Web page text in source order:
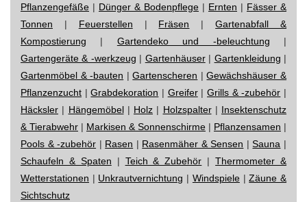
Pflanzengefäße | Dünger & Bodenpflege | Ernten | Fässer &
Tonnen | Feuerstellen | Fräsen |Gartenabfall &
Kompostierung | Gartendeko und -beleuchtung |
Gartengeräte & -werkzeug | Gartenhäuser| Gartenkleidung |
Gartenmöbel & -bauten |Gartenscheren |Gewächshäuser &
Pflanzenzucht |Grabdekoration | Greifer|Grills & -zubehör |
Häcksler | Hängemöbel| Holz | Holzspalter| Insektenschutz
& Tierabwehr | Markisen & Sonnenschirme | Pflanzensamen |
Pools & -zubehör | Rasen | Rasenmäher & Sensen |Sauna |
Schaufeln & Spaten | Teich & Zubehör |Thermometer &
Wetterstationen | Unkrautvernichtung | Windspiele|Zäune &
Sichtschutz